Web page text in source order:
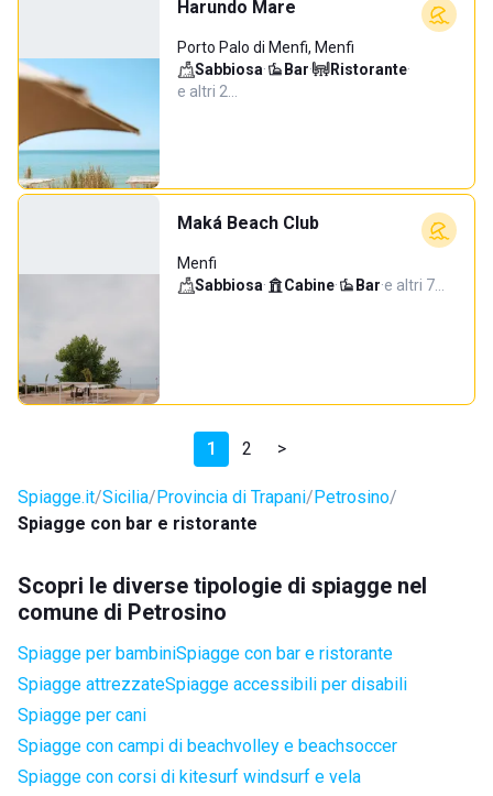
Harundo Mare
Porto Palo di Menfi, Menfi
Sabbiosa· Bar· Ristorante·
e altri 2…
Maká Beach Club
Menfi
Sabbiosa· Cabine· Bar·e altri 7…
1 2 >
Spiagge.it Sicilia Provincia di Trapani Petrosino
Spiagge con bar e ristorante
Scopri le diverse tipologie di spiagge nel
comune di Petrosino
Spiagge per bambiniSpiagge con bar e ristorante
Spiagge attrezzateSpiagge accessibili per disabili
Spiagge per cani
Spiagge con campi di beachvolley e beachsoccer
Spiagge con corsi di kitesurf windsurf e vela